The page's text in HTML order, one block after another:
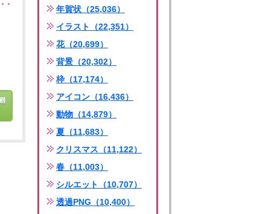
年賀状（25,036）
イラスト（22,351）
花（20,699）
背景（20,302）
枠（17,174）
アイコン（16,436）
動物（14,879）
夏（11,683）
クリスマス（11,122）
春（11,003）
シルエット（10,707）
透過PNG（10,400）